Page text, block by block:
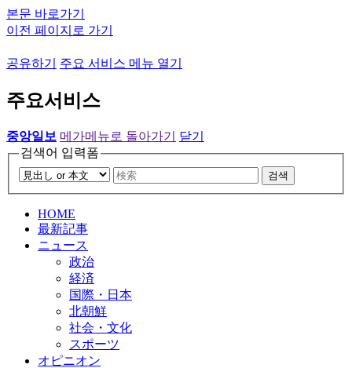
본문 바로가기
이전 페이지로 가기
공유하기 주요 서비스 메뉴 열기
주요서비스
중앙일보 메가메뉴로 돌아가기
닫기
검색어 입력폼
검색
HOME
最新記事
ニュース
政治
経済
国際・日本
北朝鮮
社会・文化
スポーツ
オピニオン